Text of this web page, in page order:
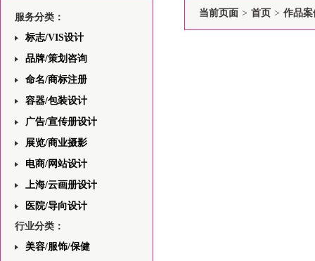
服务分类：
标志/VIS设计
品牌/策划咨询
命名/商标注册
容器/包装设计
广告/宣传册设计
展览/商业摄影
电商/网站设计
上海/云画册设计
医院/导向设计
行业分类：
美容/服饰/保健
当前页面 > 首页 > 作品案